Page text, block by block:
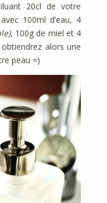
20cl de votre
100ml d’eau, 4
, 100g de miel et 4
alors une
peau =)